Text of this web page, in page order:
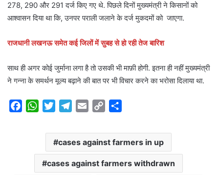
278, 290 और 291 दर्ज किए गए थे. पिछले दिनों मुख्यमंत्री ने किसानों को
आश्वासन दिया था कि, उनपर पराली जलाने के दर्ज मुकदमों को जाएगा.
राजधानी लखनऊ समेत कई जिलों में सुबह से हो रही तेज बारिश
साथ ही अगर कोई जुर्माना लगा है तो उसकी भी माफ़ी होगी. इतना ही नहीं मुख्यमंत्री
ने गन्ना के समर्थन मूल्य बढ़ाने की बात पर भी विचार करने का भरोसा दिलाया था.
W
s
A
i
t
t
e
l
e
g
r
a
i
l
p
y
L
i
a
r
e
cases against farmers in up
cases against farmers withdrawn